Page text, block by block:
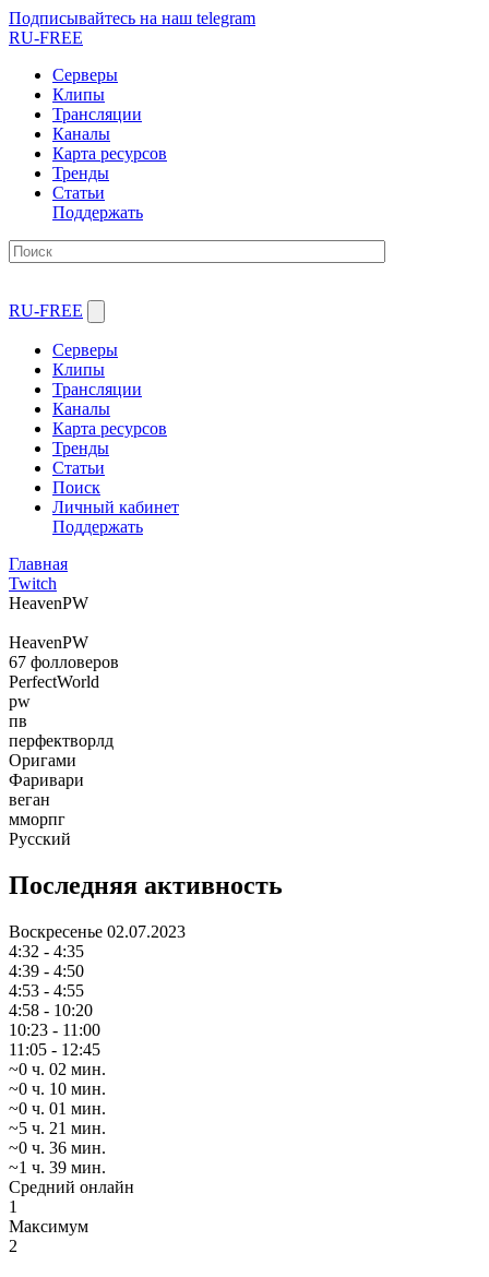
Подписывайтесь на наш telegram
RU-FREE
Серверы
Клипы
Трансляции
Каналы
Карта ресурсов
Тренды
Статьи
Поддержать
RU-FREE
Серверы
Клипы
Трансляции
Каналы
Карта ресурсов
Тренды
Статьи
Поиск
Личный кабинет
Поддержать
Главная
Twitch
HeavenPW
HeavenPW
67 фолловеров
PerfectWorld
pw
пв
перфектворлд
Оригами
Фаривари
веган
мморпг
Русский
Последняя активность
Воскресенье 02.07.2023
4:32 - 4:35
4:39 - 4:50
4:53 - 4:55
4:58 - 10:20
10:23 - 11:00
11:05 - 12:45
~0 ч. 02 мин.
~0 ч. 10 мин.
~0 ч. 01 мин.
~5 ч. 21 мин.
~0 ч. 36 мин.
~1 ч. 39 мин.
Средний онлайн
1
Максимум
2